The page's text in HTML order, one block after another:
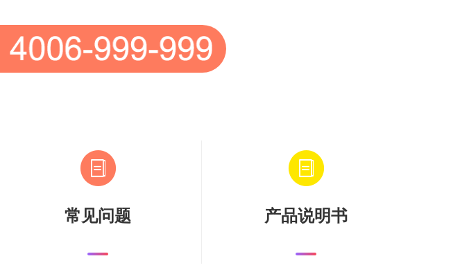
常见问题 产品说明书